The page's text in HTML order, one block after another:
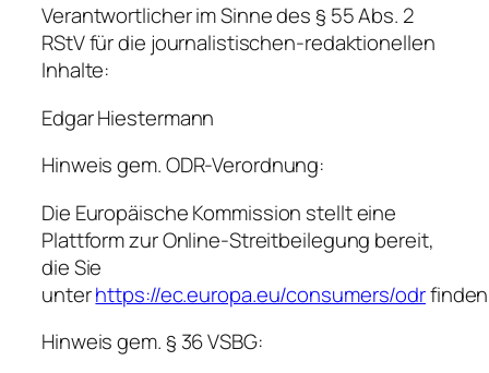
Verantwortlicher im Sinne des § 55 Abs. 2
RStV für die journalistischen-redaktionellen
Inhalte:
Edgar Hiestermann
Hinweis gem. ODR-Verordnung:
Die Europäische Kommission stellt eine
Plattform zur Online-Streitbeilegung bereit,
die Sie
unterhttps://ec.europa.eu/consumers/odr
Hinweis gem. § 36 VSBG: